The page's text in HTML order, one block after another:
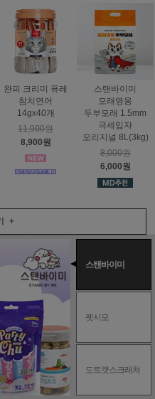
완피 크리미 퓨레
참치연어
14gx40개
11,900원
8,900원
스탠바이미
모래영웅
두부모래 1.5mm
극세입자
오리지널 8L(3kg)
8,000원
6,000원
+
스탠바이미
펫시모
도트캣스크래쳐